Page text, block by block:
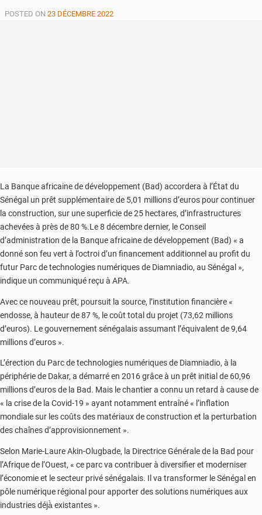
Sonko
POSTED ON 23 DÉCEMBRE 2022
La Banque africaine de développement (Bad) accordera à l’État du
Sénégal un prêt supplémentaire de 5,01 millions d’euros pour continuer
la construction, sur une superficie de 25 hectares, d’infrastructures
achevées à près de 80 %.Le 8 décembre dernier, le Conseil
d’administration de la Banque africaine de développement (Bad) « a
donné son feu vert à l’octroi d’un financement additionnel au profit du
futur Parc de technologies numériques de Diamniadio, au Sénégal »,
indique un communiqué reçu à APA.
Avec ce nouveau prêt, poursuit la source, l’institution financière «
endosse, à hauteur de 87 %, le coût total du projet (73,62 millions
d’euros). Le gouvernement sénégalais assumant l’équivalent de 9,64
millions d’euros ».
L’érection du Parc de technologies numériques de Diamniadio, à la
périphérie de Dakar, a démarré en 2016 grâce à un prêt initial de 60,96
millions d’euros de la Bad. Mais le chantier a connu un retard à cause de
« la crise de la Covid-19 » ayant notamment entraîné « l’inflation
mondiale sur les coûts des matériaux de construction et la perturbation
des chaînes d’approvisionnement ».
Selon Marie-Laure Akin-Olugbade, la Directrice Générale de la Bad pour
l’Afrique de l’Ouest, « ce parc va contribuer à diversifier et moderniser
l’économie et le secteur privé sénégalais. Il va transformer le Sénégal en
pôle numérique régional pour apporter des solutions numériques aux
industries déjà̀ existantes ».